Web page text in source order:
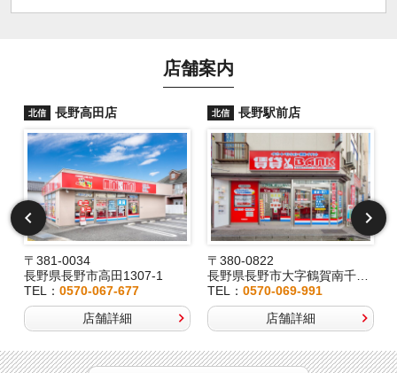
店舗案内
北信 長野高田店
〒381-0034
長野県長野市高田1307-1
TEL： 0570-067-677
店舗詳細
北信 長野駅前店
〒380-0822
長野県長野市大字鶴賀南千歳町826
TEL： 0570-069-991
店舗詳細